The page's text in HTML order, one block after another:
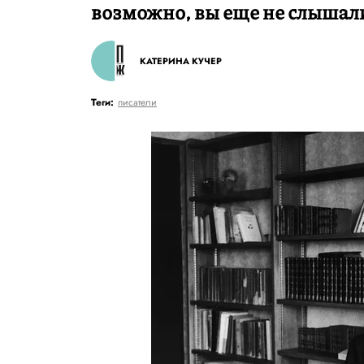
возможно, вы еще не
КАТЕРИНА КУЧЕР
Теги: писатели